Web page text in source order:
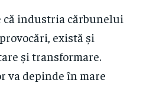
că industria cărbunelui
există și
și transformare.
va depinde în mare